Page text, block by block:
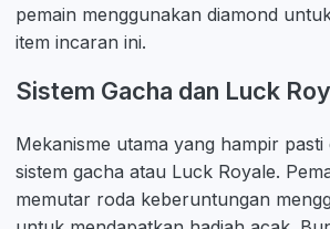
pemain menggunakan diamond
item incaran ini.
Sistem Gacha dan Luck
Mekanisme utama yang hampir pasti
sistem gacha atau Luck Royale.
memutar roda keberuntungan